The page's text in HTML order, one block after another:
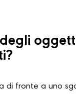
di fronte a uno